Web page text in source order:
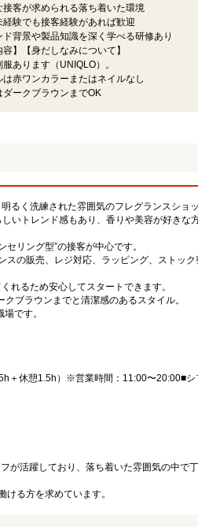
接客が求められる落ち着いた環境
経験でも接客経験があれば歓迎
ド背景や製品知識を深く学べる研修あり
容】【身だしなみについて】
服あります（UNIQLO）。
は赤ワンカラーまたはネイルなし
ダークブラウンまでOK
く洗練された雰囲気のフレグランスショッ
いトレンド感もあり、香りや美容が好きな
リング型”の接客が中心です。
の販売、レジ対応、ラッピング、ストッ
れるため安心してスタートできます。
ブラウンまでと清潔感のあるスタイル。
です。
＋休憩1.5h）※営業時間：11:00〜20:00■シ
が活躍しており、落ち着いた雰囲気の中で
る方を求めています。